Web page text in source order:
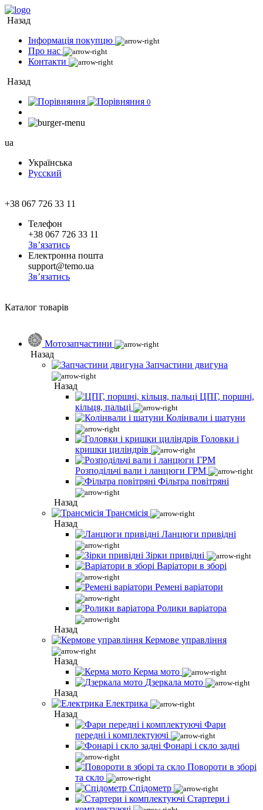
Назад
Інформація покупцю
Про нас
Контакти
Назад
0
ua
Українська
Русский
+38 067 726 33 11
Телефон
+38 067 726 33 11
Зв’язатись
Електронна пошта
support@temo.ua
Зв’язатись
Каталог товарів
Мотозапчастини
Назад
Запчастини двигуна
Назад
ЦПГ, поршні,
кільця, пальці
Колінвали і шатуни
Головки і
кришки циліндрів
Розподільчі вали і ланцюги ГРМ
Фільтра повітряні
Назад
Трансмісія
Назад
Ланцюги привідні
Зірки привідні
Варіатори в зборі
Ремені варіатори
Ролики варіатора
Назад
Кермове управління
Назад
Керма мото
Дзеркала мото
Назад
Електрика
Назад
Фари
передні і комплектуючі
Фонарі і скло задні
Повороти в зборі
та скло
Спідометр
Стартери і